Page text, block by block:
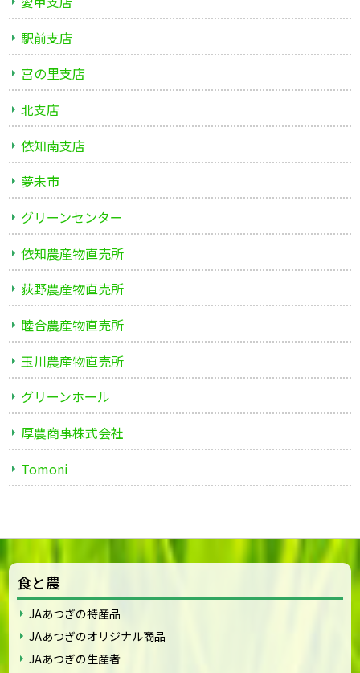
駅前支店
宮の里支店
北支店
依知南支店
夢未市
グリーンセンター
依知農産物直売所
荻野農産物直売所
睦合農産物直売所
玉川農産物直売所
グリーンホール
厚農商事株式会社
Tomoni
食と農
JAあつぎの特産品
JAあつぎのオリジナル商品
JAあつぎの生産者